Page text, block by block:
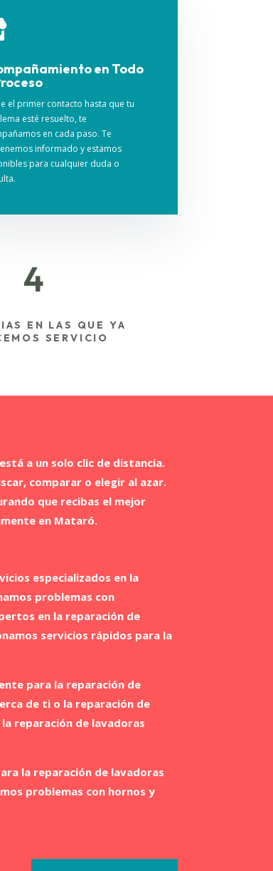
en Todo
el primer contacto hasta que tu
esté resuelto, te
en cada paso. Te
informado y estamos
para cualquier duda o
4
EN LAS QUE YA
SERVICIO
a un solo clic de distancia.
comparar o elegir al azar.
que recibas el mejor
en Mataró.
especializados en la
problemas con
en la reparación de
servicios rápidos para la
para la reparación de
de ti o la reparación de
reparación de lavadoras
la reparación de lavadoras
problemas con hornos y